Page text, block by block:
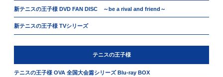
新テニスの王子様 DVD FAN DISC ～be a rival and friend～
新テニスの王子様 TVシリーズ
テニスの王子様
テニスの王子様 OVA 全国大会篇シリーズ Blu-ray BOX